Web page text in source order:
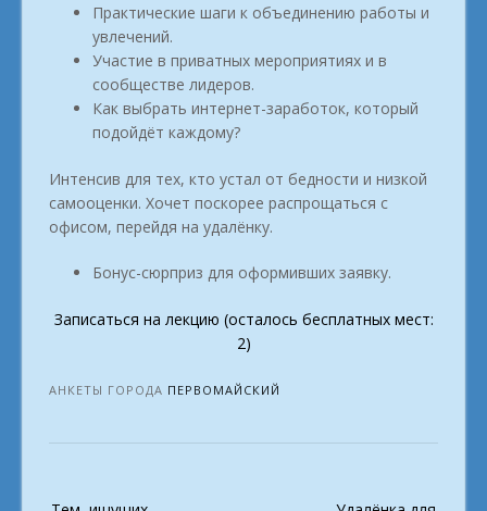
Практические шаги к объединению работы и
увлечений.
Участие в приватных мероприятиях и в
сообществе лидеров.
Как выбрать интернет-заработок, который
подойдёт каждому?
Интенсив для тех, кто устал от бедности и низкой
самооценки. Хочет поскорее распрощаться с
офисом, перейдя на удалёнку.
Бонус-сюрприз для оформивших заявку.
Записаться на лекцию (осталось бесплатных мест:
2)
АНКЕТЫ ГОРОДА ПЕРВОМАЙСКИЙ